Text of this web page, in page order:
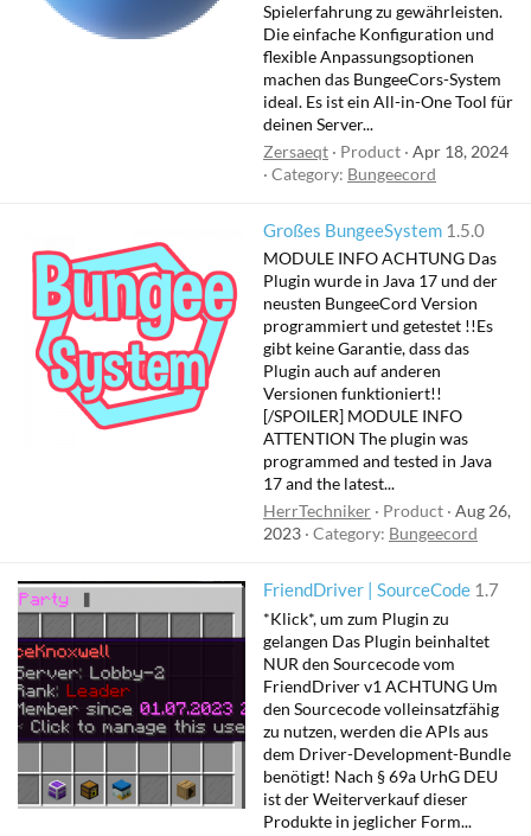
Spielerfahrung zu gewährleisten.
Die einfache Konfiguration und
flexible Anpassungsoptionen
machen das BungeeCors-System
ideal. Es ist ein All-in-One Tool für
deinen Server...
Zersaeqt
Product Apr 18, 2024
Category: Bungeecord
Großes BungeeSystem 1.5.0
MODULE INFO ACHTUNG Das
Plugin wurde in Java 17 und der
neusten BungeeCord Version
programmiert und getestet !!Es
gibt keine Garantie, dass das
Plugin auch auf anderen
Versionen funktioniert!!
[/SPOILER] MODULE INFO
ATTENTION The plugin was
programmed and tested in Java
17 and the latest...
HerrTechniker
Product Aug 26,
2023 Category: Bungeecord
FriendDriver | SourceCode 1.7
*Klick*, um zum Plugin zu
gelangen Das Plugin beinhaltet
NUR den Sourcecode vom
FriendDriver v1 ACHTUNG Um
den Sourcecode volleinsatzfähig
zu nutzen, werden die APIs aus
dem Driver-Development-Bundle
benötigt! Nach § 69a UrhG DEU
ist der Weiterverkauf dieser
Produkte in jeglicher Form...